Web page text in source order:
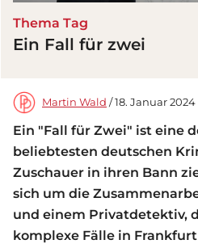
Thema Tag
Ein Fall für zwei
Martin Wald / 18. Januar 2024
Ein "Fall für Zwei" ist eine
beliebtesten deutschen
Zuschauer in ihren Bann
sich um die
und einem Privatdetektiv,
komplexe Fälle in